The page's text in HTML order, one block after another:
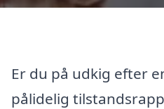
Er du på udkig efter
pålidelig